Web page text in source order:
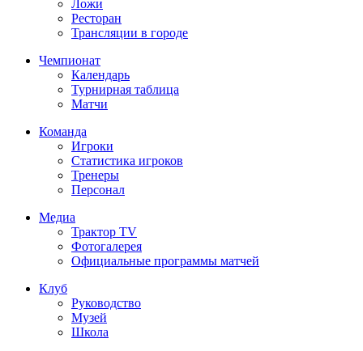
Ложи
Ресторан
Трансляции в городе
Чемпионат
Календарь
Турнирная таблица
Матчи
Команда
Игроки
Статистика игроков
Тренеры
Персонал
Медиа
Трактор TV
Фотогалерея
Официальные программы матчей
Клуб
Руководство
Музей
Школа